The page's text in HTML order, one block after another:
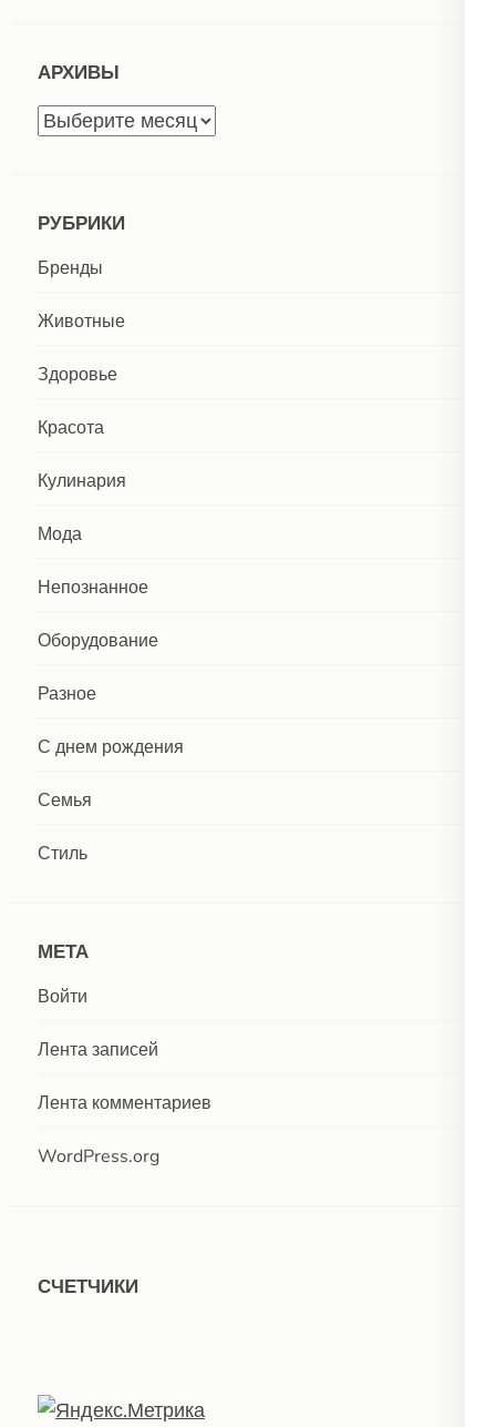
АРХИВЫ
Архивы
РУБРИКИ
Бренды
Животные
Здоровье
Красота
Кулинария
Мода
Непознанное
Оборудование
Разное
С днем рождения
Семья
Стиль
МЕТА
Войти
Лента записей
Лента комментариев
WordPress.org
СЧЕТЧИКИ